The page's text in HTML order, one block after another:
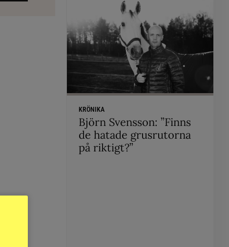
KRÖNIKA
Björn Svensson: ”Finns
de hatade grusrutorna
på riktigt?”